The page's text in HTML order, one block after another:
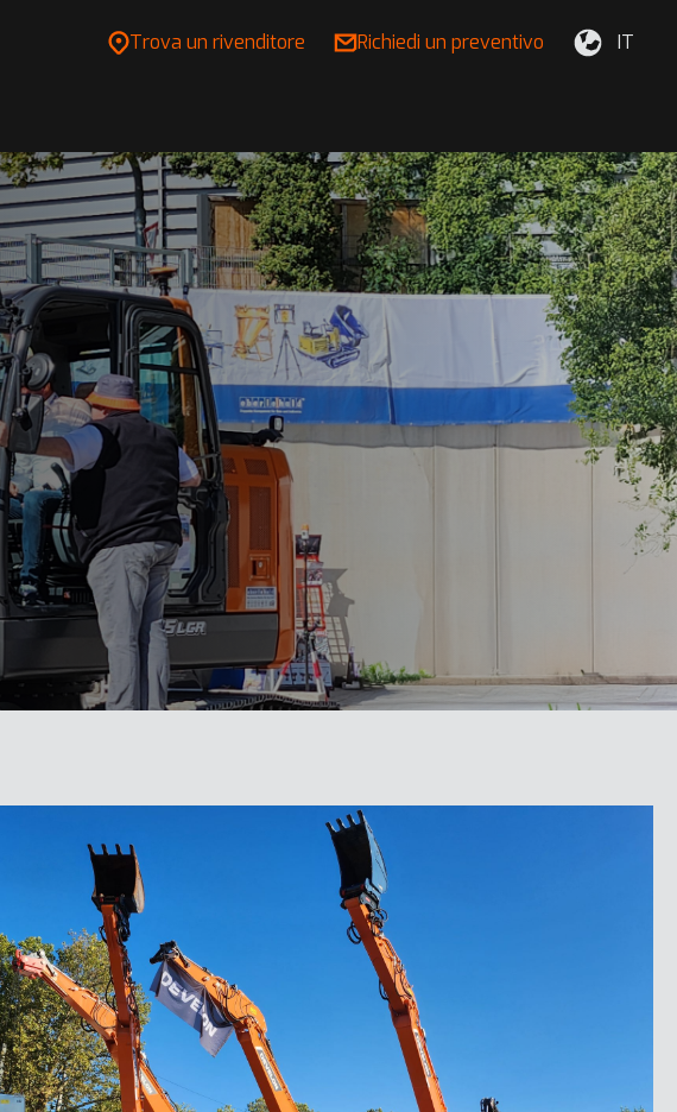
Trova un rivenditore Richiedi un preventivo IT